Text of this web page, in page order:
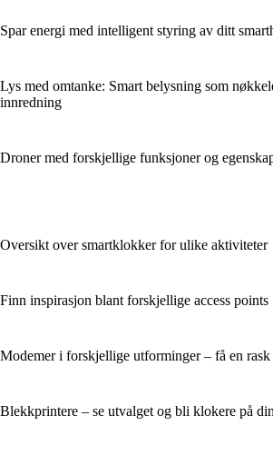
Spar energi med intelligent styring av ditt
Lys med omtanke: Smart belysning som
innredning
Droner med forskjellige funksjoner og
Oversikt over smartklokker for ulike aktiviteter
Finn inspirasjon blant forskjellige access points
Modemer i forskjellige utforminger – få en
Blekkprintere – se utvalget og bli klokere på